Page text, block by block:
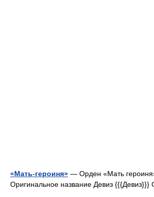
«Мать-героиня» — Орден «Мать
Оригинальное название Девиз